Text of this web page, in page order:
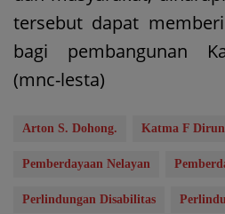
tersebut dapat
bagi pembangunan
(mnc-lesta)
Arton S. Dohong. Katma F Dirun
Pemberdayaan Nelayan
Perlindungan Disabilitas